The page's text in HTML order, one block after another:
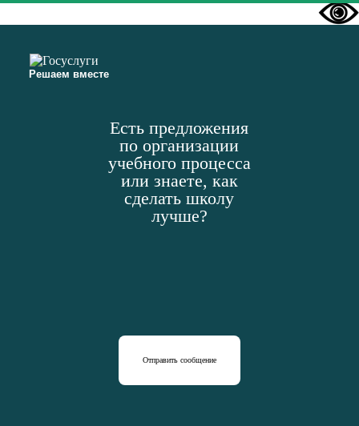
Решаем вместе
Есть предложения
по организации
учебного процесса
или знаете, как
сделать школу
лучше?
Отправить сообщение